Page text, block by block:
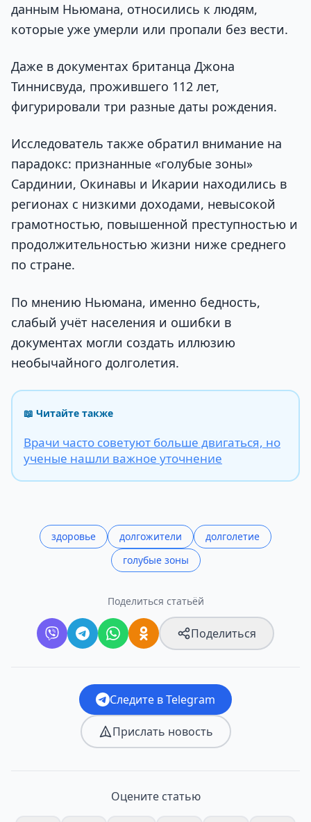
данным Ньюмана, относились к людям,
которые уже умерли или пропали без вести.
Даже в документах британца Джона
Тиннисвуда, прожившего 112 лет,
фигурировали три разные даты рождения.
Исследователь также обратил внимание на
парадокс: признанные «голубые зоны»
Сардинии, Окинавы и Икарии находились в
регионах с низкими доходами, невысокой
грамотностью, повышенной преступностью и
продолжительностью жизни ниже среднего
по стране.
По мнению Ньюмана, именно бедность,
слабый учёт населения и ошибки в
документах могли создать иллюзию
необычайного долголетия.
📖 Читайте также
Врачи часто советуют больше двигаться, но
ученые нашли важное уточнение
здоровье долгожители
долголетие
голубые зоны
Поделиться статьёй
Поделиться
Следите в Telegram
Прислать новость
Оцените статью